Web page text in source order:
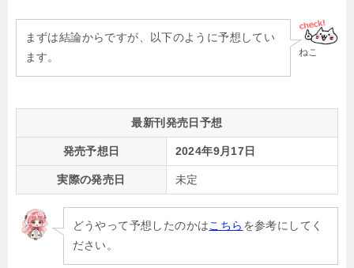
ねこ
まずは結論からですが、以下のように予想してい
ます。
最新刊発売日予想
発売予想日 2024年9月17日
実際の発売日 未定
どうやって予想したのかはこちら を参考にしてく
ださい。